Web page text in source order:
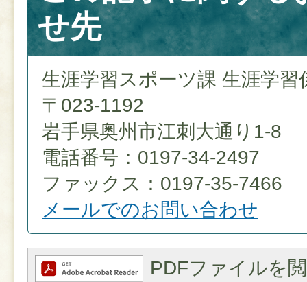
せ先
生涯学習スポーツ課 生涯学習
〒023-1192
岩手県奥州市江刺大通り1-8
電話番号：0197-34-2497
ファックス：0197-35-7466
メールでのお問い合わせ
PDFファイルを